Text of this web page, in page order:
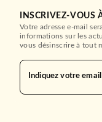
INSCRIVEZ-VOUS
Votre adresse e-mail
informations sur les
vous désinscrire à tout
Indiquez votre email